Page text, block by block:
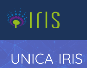
UNICA IRIS